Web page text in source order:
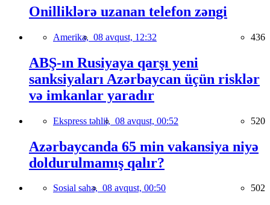
Onilliklərə uzanan telefon zəngi
Amerika, 08 avqust, 12:32 436
ABŞ-ın Rusiyaya qarşı yeni
sanksiyaları Azərbaycan üçün risklər
və imkanlar yaradır
Ekspress təhlil, 08 avqust, 00:52 520
Azərbaycanda 65 min vakansiya niyə
doldurulmamış qalır?
Sosial sahə, 08 avqust, 00:50 502